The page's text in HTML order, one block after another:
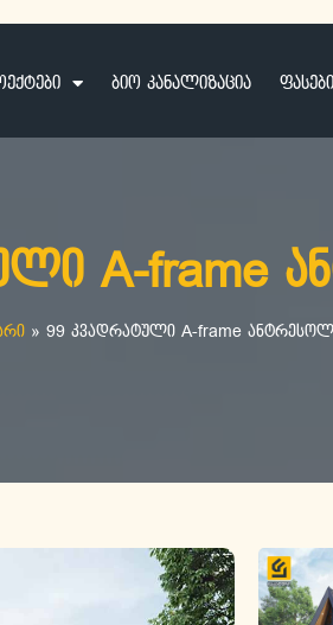
ბიო კანალიზაცია ფასები
A-frame
» 99 კვადრატული A-frame